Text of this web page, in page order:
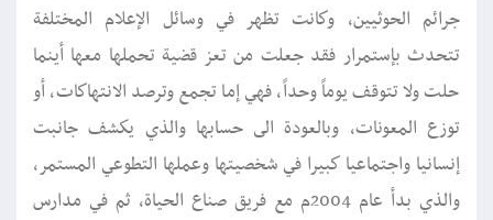
جرائم الحوثيين, وكانت تظهر في وسائل الإعلام المختلفة
تتحدث بإستمرار فقد جعلت من تعز قضية تحملها معها أينما
حلت ولا تتوقف يوماً وحداً, فهي إما تجمع وترصد الانتهاكات, أو
توزع المعونات, وبالعودة الى حسابها والذي يكشف جانبت
إنسانيا واجتماعيا كبيرا في شخصيتها وعملها التطوعي المستمر,
والذي بدأ عام 2004م مع فريق صناع الحياة, ثم في مدارس